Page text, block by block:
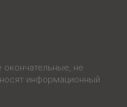
не
информационный